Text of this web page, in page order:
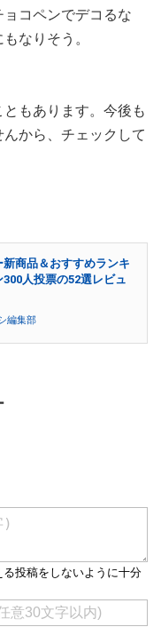
コペンでデコるな
なりそう。
もあります。今後も
から、チェックして
商品＆おすすめランキ
人投票の52選レビュ
編集部